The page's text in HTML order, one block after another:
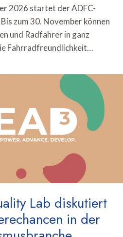
2026 startet der ADFC-
zum 30. November können
und Radfahrer in ganz
Fahrradfreundlichkeit…
Lab diskutiert
in der